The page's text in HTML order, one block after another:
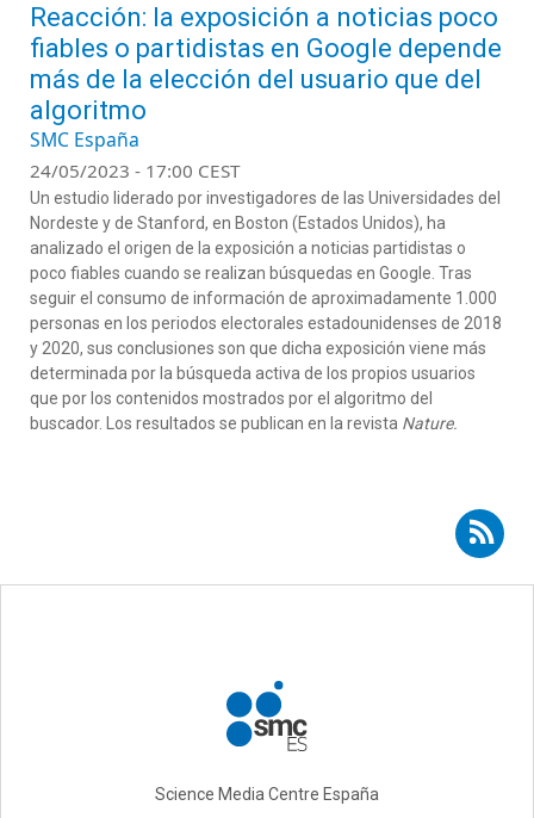
Reacción: la exposición a noticias poco
fiables o partidistas en Google depende
más de la elección del usuario que del
algoritmo
SMC España
24/05/2023 - 17:00 CEST
Un estudio liderado por investigadores de las Universidades del
Nordeste y de Stanford, en Boston (Estados Unidos), ha
analizado el origen de la exposición a noticias partidistas o
poco fiables cuando se realizan búsquedas en Google. Tras
seguir el consumo de información de aproximadamente 1.000
personas en los periodos electorales estadounidenses de 2018
y 2020, sus conclusiones son que dicha exposición viene más
determinada por la búsqueda activa de los propios usuarios
que por los contenidos mostrados por el algoritmo del
buscador. Los resultados se publican en la revista Nature.
Suscribirse a RSS - Walter Quattrociocchi
Science Media Centre España